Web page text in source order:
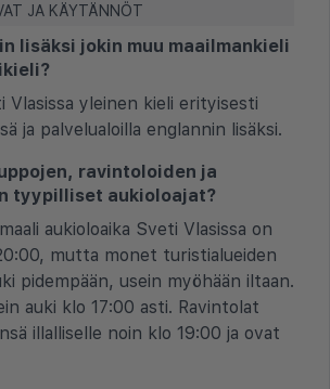
JA KÄYTÄNNÖT
lisäksi jokin muu maailmankieli
Vlasissa yleinen kieli erityisesti
ja palvelualoilla englannin lisäksi.
ravintoloiden ja
tyypilliset aukioloajat?
aukioloaika Sveti Vlasissa on
mutta monet turistialueiden
pidempään, usein myöhään iltaan.
auki klo 17:00 asti. Ravintolat
illalliselle noin klo 19:00 ja ovat